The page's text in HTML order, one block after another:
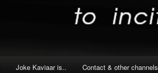
Joke Kaviaar is.. Contact & other channels